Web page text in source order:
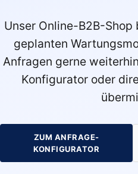
Unser Online-B2B-
geplanten
Anfragen gerne
Konfigurator oder
ZUM ANFRAGE-
KONFIGURATOR